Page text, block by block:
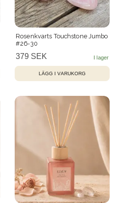
Rosenkvarts Touchstone Jumbo
#26-30
379 SEK
LÄGG I VARUKORG